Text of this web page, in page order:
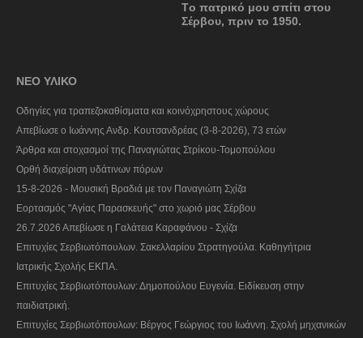
Tο πατρικό μου σπίτι στου
Σέρβου, πριν το 1950.
ΝΕΟ ΥΛΙΚΟ
Οδηγίες για τραπεζοκαθίσματα και κοινόχρηστους χώρους
Απεβίωσε ο Ιωάννης Ανδρ. Κουτσανδρέας (3-8-2026), 73 ετών
Άρθρα και στοχασμοί της Παναγιώτας Στρίκου-Τομοπούλου
Ορθή διαχείριση υδάτινων πόρων
15-8-2026 - Μουσική Βραδιά με τον Παναγιώτη Σχίζα
Εορτασμός "Αγίας Παρασκευής" στο χωριό μας Σέρβου
26.7.2026 Απεβίωσε η Γαλάτεια Καραφάνου - Σχίζα
Επιτυχίες Σερβιωτόπουλων. Σακελλαρίου Στρατηγούλα. Καθηγήτρια
Ιατρικής Σχολής ΕΚΠΑ.
Επιτυχίες Σερβιωτόπουλων: Δημοπούλου Ευγενία. Ειδίκευση στην
παιδιατρική.
Επιτυχίες Σερβιωτόπουλων: Βέργος Γεώργιος του Ιωάννη. Σχολή μηχανικών